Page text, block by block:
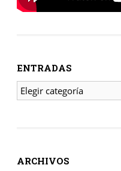
ENTRADAS
ENTRADAS
ARCHIVOS